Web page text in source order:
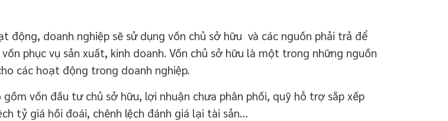
doanh nghiệp sẽ sử dụng vốn chủ sở hữu và các nguồn phải trả để
phục vụ sản xuất, kinh doanh. Vốn chủ sở hữu là một trong những nguồn
các hoạt động trong doanh nghiệp.
vốn đầu tư chủ sở hữu, lợi nhuận chưa phân phối, quỹ hỗ trợ sắp xếp
tỷ giá hối đoái, chênh lệch đánh giá lại tài sản…